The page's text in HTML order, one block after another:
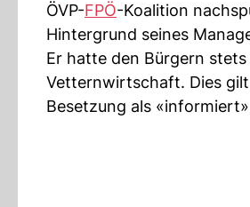
ÖVP-FPÖ-Koalition
Hintergrund seines
Er hatte den Bürgern
Vetternwirtschaft. Dies gilt
Besetzung als